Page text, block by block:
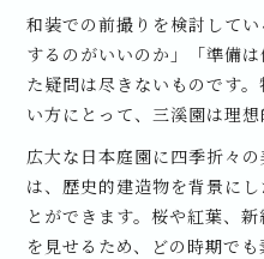
和装での前撮りを検討して
するのがいいのか」「準備
た疑問は尽きないものです
い方にとって、三溪園は理想
広大な日本庭園に四季折々
は、歴史的建造物を背景に
とができます。桜や紅葉、
を見せるため、どの時期でも